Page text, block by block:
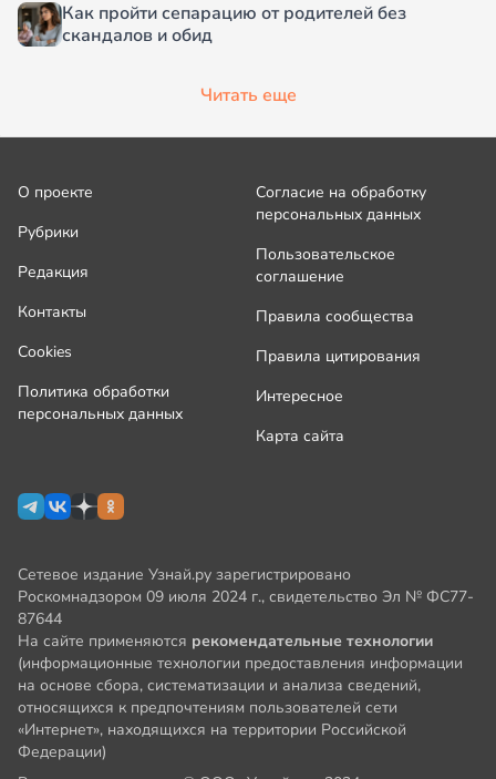
Как пройти сепарацию от родителей без
скандалов и обид
Читать еще
О проекте
Рубрики
Редакция
Контакты
Cookies
Политика обработки
персональных данных
Согласие на обработку
персональных данных
Пользовательское
соглашение
Правила сообщества
Правила цитирования
Интересное
Карта сайта
Сетевое издание Узнай.ру зарегистрировано
Роскомнадзором 09 июля 2024 г., свидетельство Эл № ФС77-
87644
На сайте применяются рекомендательные технологии
(информационные технологии предоставления информации
на основе сбора, систематизации и анализа сведений,
относящихся к предпочтениям пользователей сети
«Интернет», находящихся на территории Российской
Федерации)